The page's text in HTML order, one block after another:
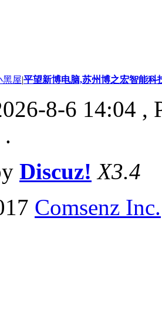
黑屋|平望新博电脑,苏州博之宏智能科
8-6 14:04 ,
Discuz! X3.4
Comsenz Inc.